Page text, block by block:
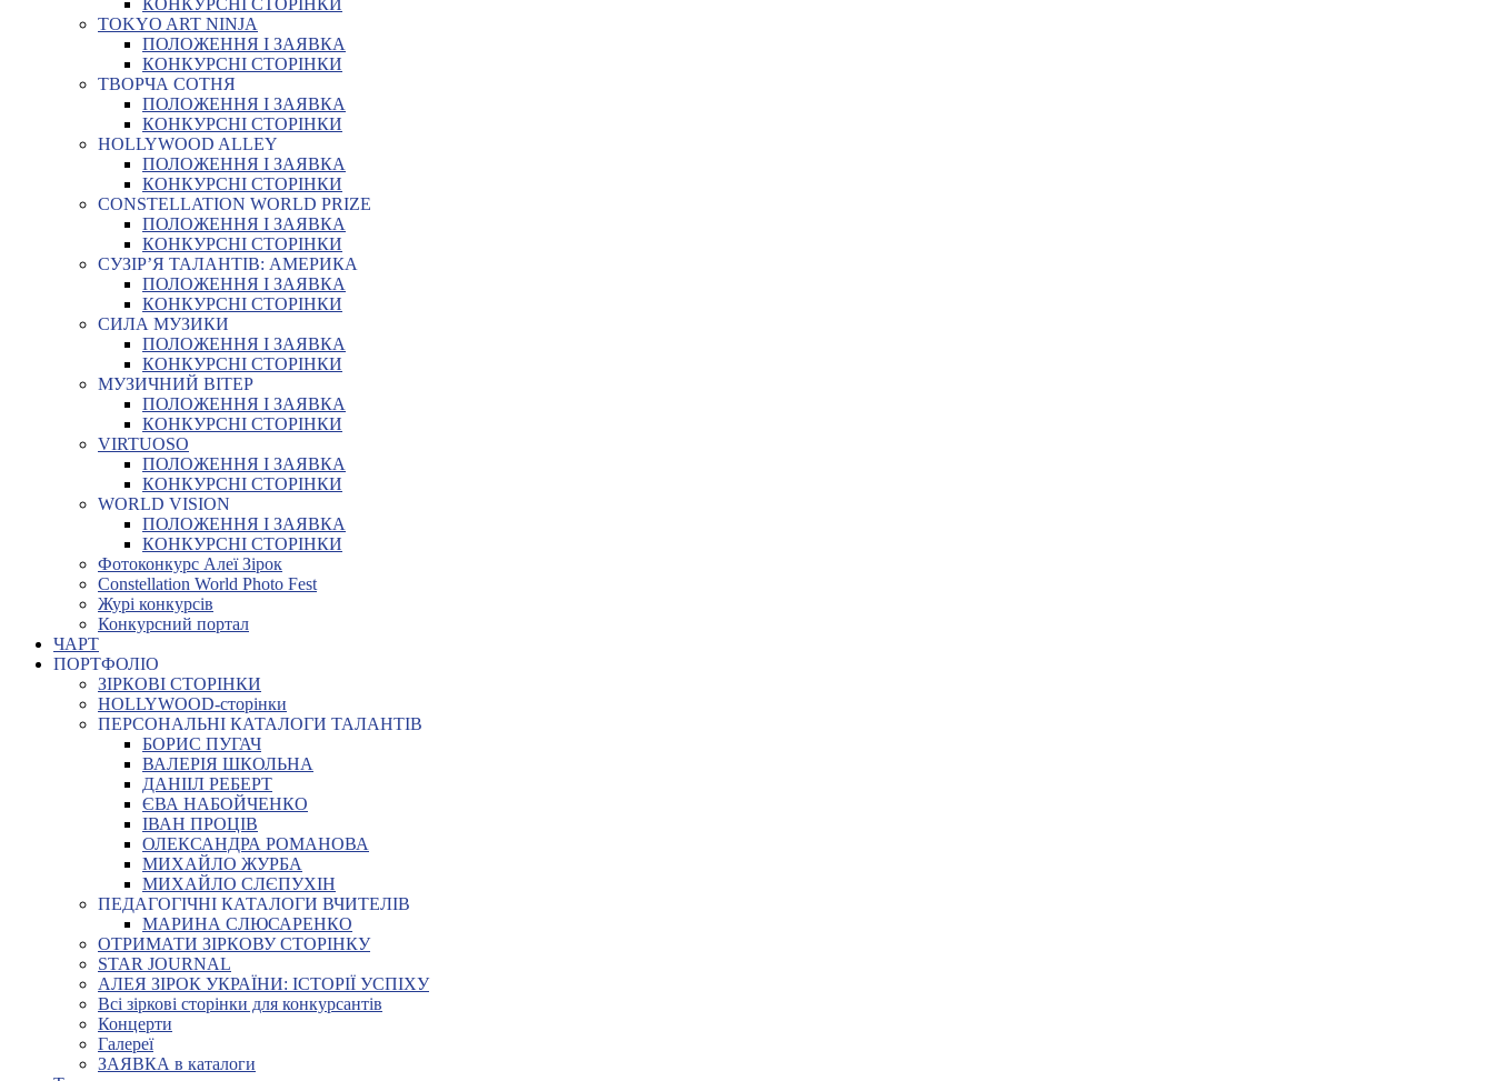
КОНКУРСНІ СТОРІНКИ
TOKYO ART NINJA
ПОЛОЖЕННЯ І ЗАЯВКА
КОНКУРСНІ СТОРІНКИ
ТВОРЧА СОТНЯ
ПОЛОЖЕННЯ І ЗАЯВКА
КОНКУРСНІ СТОРІНКИ
HOLLYWOOD ALLEY
ПОЛОЖЕННЯ І ЗАЯВКА
КОНКУРСНІ СТОРІНКИ
CONSTELLATION WORLD PRIZE
ПОЛОЖЕННЯ І ЗАЯВКА
КОНКУРСНІ СТОРІНКИ
СУЗІР’Я ТАЛАНТІВ: АМЕРИКА
ПОЛОЖЕННЯ І ЗАЯВКА
КОНКУРСНІ СТОРІНКИ
СИЛА МУЗИКИ
ПОЛОЖЕННЯ І ЗАЯВКА
КОНКУРСНІ СТОРІНКИ
МУЗИЧНИЙ ВІТЕР
ПОЛОЖЕННЯ І ЗАЯВКА
КОНКУРСНІ СТОРІНКИ
VIRTUOSO
ПОЛОЖЕННЯ І ЗАЯВКА
КОНКУРСНІ СТОРІНКИ
WORLD VISION
ПОЛОЖЕННЯ І ЗАЯВКА
КОНКУРСНІ СТОРІНКИ
Фотоконкурс Алеї Зірок
Constellation World Photo Fest
Журі конкурсів
Конкурсний портал
ЧАРТ
ПОРТФОЛІО
ЗІРКОВІ СТОРІНКИ
HOLLYWOOD-сторінки
ПЕРСОНАЛЬНІ КАТАЛОГИ ТАЛАНТІВ
БОРИС ПУГАЧ
ВАЛЕРІЯ ШКОЛЬНА
ДАНІІЛ РЕБЕРТ
ЄВА НАБОЙЧЕНКО
ІВАН ПРОЦІВ
ОЛЕКСАНДРА РОМАНОВА
МИХАЙЛО ЖУРБА
МИХАЙЛО СЛЄПУХІН
ПЕДАГОГІЧНІ КАТАЛОГИ ВЧИТЕЛІВ
МАРИНА СЛЮСАРЕНКО
ОТРИМАТИ ЗІРКОВУ СТОРІНКУ
STAR JOURNAL
АЛЕЯ ЗІРОК УКРАЇНИ: ІСТОРІЇ УСПІХУ
Всі зіркові сторінки для конкурсантів
Концерти
Галереї
ЗАЯВКА в каталоги